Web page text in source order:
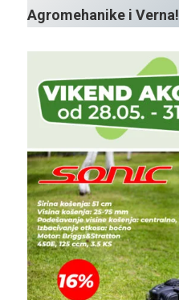
Agromehanike i Verna!